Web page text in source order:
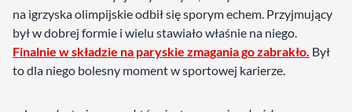
na igrzyska olimpijskie odbił się sporym echem. Przyjmujący
był w dobrej formie i wielu stawiało właśnie na niego.
Finalnie w składzie na paryskie zmagania go zabrakło. Był
to dla niego bolesny moment w sportowej karierze.